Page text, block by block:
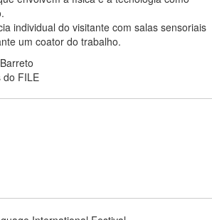
individual do visitante com salas sensoriais
um coator do trabalho.
do FILE